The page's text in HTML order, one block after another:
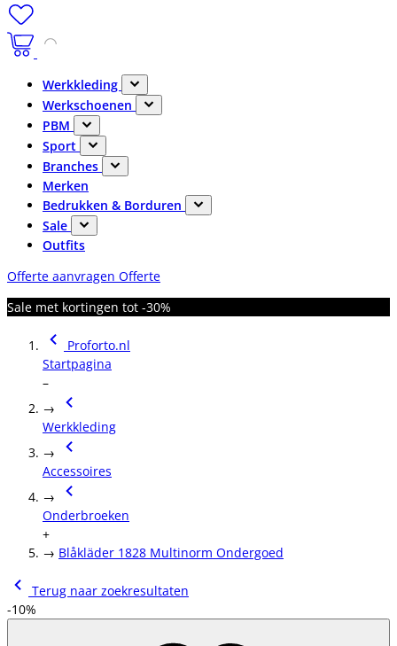
Werkkleding
Werkschoenen
PBM
Sport
Branches
Merken
Bedrukken & Borduren
Sale
Outfits
Offerte aanvragen Offerte
Sale met kortingen tot -30%
Proforto.nl
Startpagina
–
→
Werkkleding
→
Accessoires
→
Onderbroeken
+
→ Blåkläder 1828 Multinorm Ondergoed
Terug naar zoekresultaten
-10%